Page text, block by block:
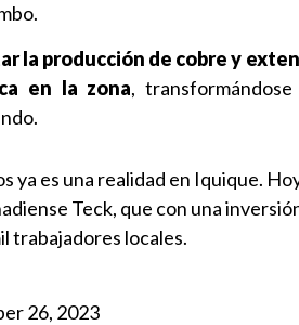
la producción de cobre y
en la zona,
ya es una realidad en Iquique.
Teck, que con una
trabajadores locales.
26, 2023